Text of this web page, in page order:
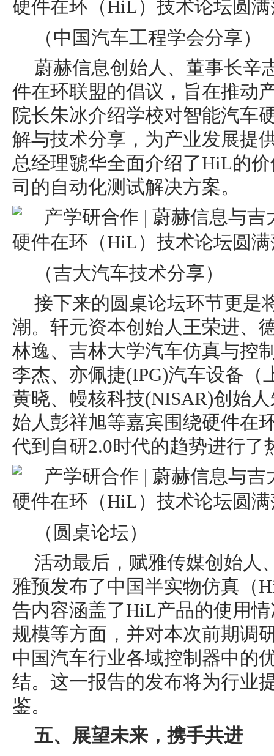
（中国汽车工程学会分享）
蔚赫信息创始人、董事长辛
件在环联盟的倡议，旨在推动
院长朱冰介绍学校对智能汽车
解与技术分享，为产业发展提
总经理虢华全面介绍了HiL的
司的自动化测试解决方案。
（吉大汽车技术分享）
接下来的圆桌论坛环节更是
潮。轩元资本创始人王荣进、
林逸、吉林大学汽车仿真与控
李杰、亦佩捷(IPG)汽车设备（
黄晓、幔核科技(NISAR)创始
始人彭祥旭等嘉宾围绕硬件在
代到自研2.0时代的趋势进行了
（圆桌论坛）
活动最后，赋雅传媒创始人
雅预发布了中国半实物仿真（
告内容涵盖了HiL产品的使用
规模等方面，并对本次前期调
中国汽车行业各域控制器中的
结。这一报告的发布将为行业
鉴。
五、展望未来，携手共进